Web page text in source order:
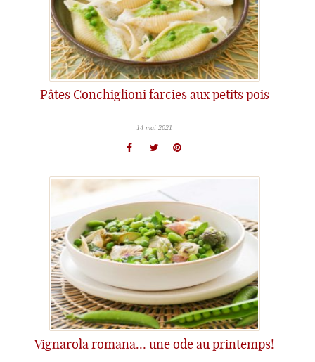
Pâtes Conchiglioni farcies aux petits pois
14 mai 2021
Vignarola romana… une ode au printemps!